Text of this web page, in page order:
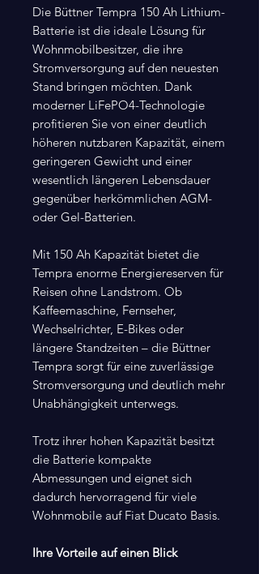
Die Büttner Tempra 150 Ah Lithium-
Batterie ist die ideale Lösung für
Wohnmobilbesitzer, die ihre
Stromversorgung auf den neuesten
Stand bringen möchten. Dank
moderner LiFePO4-Technologie
profitieren Sie von einer deutlich
höheren nutzbaren Kapazität, einem
geringeren Gewicht und einer
wesentlich längeren Lebensdauer
gegenüber herkömmlichen AGM-
oder Gel-Batterien.
Mit 150 Ah Kapazität bietet die
Tempra enorme Energiereserven für
Reisen ohne Landstrom. Ob
Kaffeemaschine, Fernseher,
Wechselrichter, E-Bikes oder
längere Standzeiten – die Büttner
Tempra sorgt für eine zuverlässige
Stromversorgung und deutlich mehr
Unabhängigkeit unterwegs.
Trotz ihrer hohen Kapazität besitzt
die Batterie kompakte
Abmessungen und eignet sich
dadurch hervorragend für viele
Wohnmobile auf Fiat Ducato Basis.
Ihre Vorteile auf einen Blick